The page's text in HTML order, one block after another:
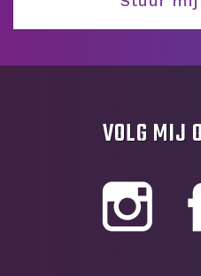
VOLG MIJ